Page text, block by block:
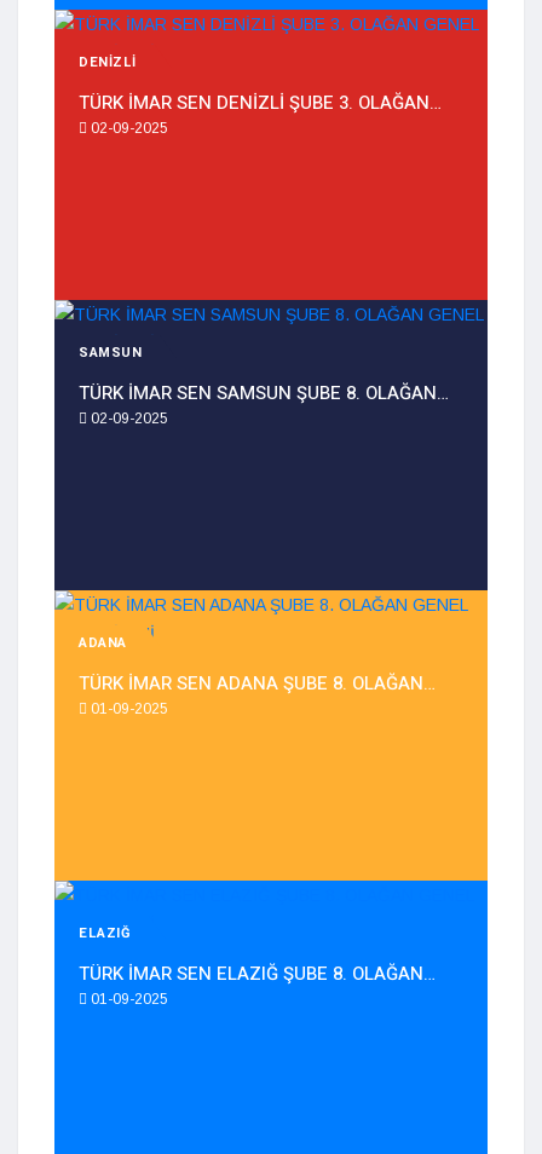
DENIZLI
TÜRK İMAR SEN DENİZLİ ŞUBE 3. OLAĞAN…
02-09-2025
SAMSUN
TÜRK İMAR SEN SAMSUN ŞUBE 8. OLAĞAN…
02-09-2025
ADANA
TÜRK İMAR SEN ADANA ŞUBE 8. OLAĞAN…
01-09-2025
ELAZIĞ
TÜRK İMAR SEN ELAZIĞ ŞUBE 8. OLAĞAN…
01-09-2025